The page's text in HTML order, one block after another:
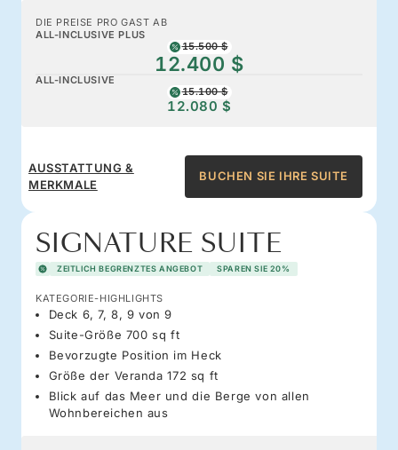
DIE PREISE PRO GAST AB
ALL-INCLUSIVE PLUS
15.500 $
12.400 $
ALL-INCLUSIVE
15.100 $
12.080 $
AUSSTATTUNG &
MERKMALE
BUCHEN SIE IHRE SUITE
SIGNATURE SUITE
ZEITLICH BEGRENZTES ANGEBOT SPAREN SIE 20%
KATEGORIE-HIGHLIGHTS
Deck 6, 7, 8, 9 von 9
Suite-Größe 700 sq ft
Bevorzugte Position im Heck
Größe der Veranda 172 sq ft
Blick auf das Meer und die Berge von allen
Wohnbereichen aus